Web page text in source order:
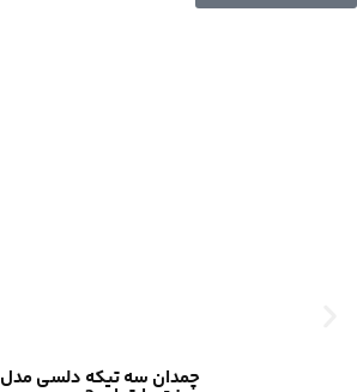
چمدان سه تیکه دلسی مدل